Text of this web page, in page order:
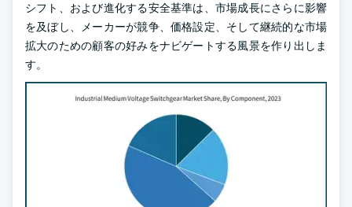
シフト、および進化する安全基準は、市場成長にさらに影響
を及ぼし、メーカーが競争、価格設定、そして継続的な市場
拡大のための顧客の好みをナビゲートする風景を作り出しま
す。